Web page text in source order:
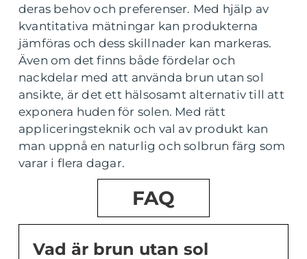
deras behov och preferenser. Med hjälp av
kvantitativa mätningar kan produkterna
jämföras och dess skillnader kan markeras.
Även om det finns både fördelar och
nackdelar med att använda brun utan sol
ansikte, är det ett hälsosamt alternativ till att
exponera huden för solen. Med rätt
appliceringsteknik och val av produkt kan
man uppnå en naturlig och solbrun färg som
varar i flera dagar.
FAQ
Vad är brun utan sol